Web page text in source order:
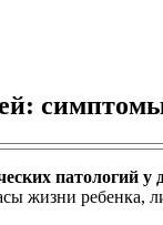
патологий у
жизни